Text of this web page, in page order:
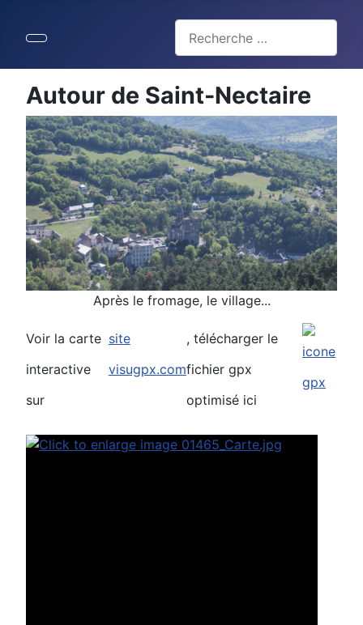
Type 2 or more characters for
Autour de Saint-Nectaire
Après le fromage, le village...
Voir la carte
interactive
sur
site
visugpx.com
, télécharger le
fichier gpx
optimisé ici